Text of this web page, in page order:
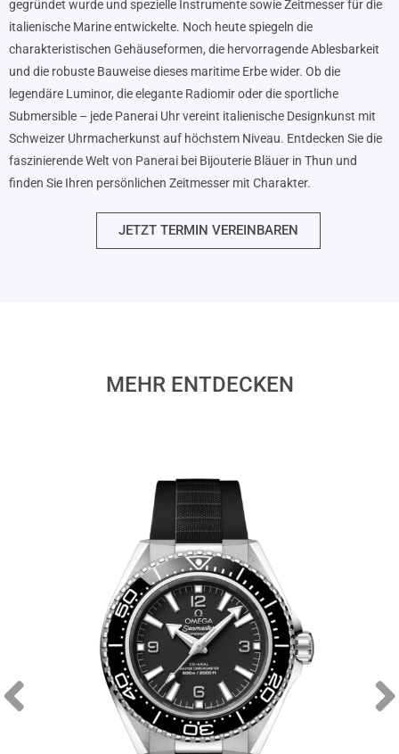
gegründet wurde und spezielle Instrumente sowie Zeitmesser für die
italienische Marine entwickelte. Noch heute spiegeln die
charakteristischen Gehäuseformen, die hervorragende Ablesbarkeit
und die robuste Bauweise dieses maritime Erbe wider. Ob die
legendäre Luminor, die elegante Radiomir oder die sportliche
Submersible – jede Panerai Uhr vereint italienische Designkunst mit
Schweizer Uhrmacherkunst auf höchstem Niveau. Entdecken Sie die
faszinierende Welt von Panerai bei Bijouterie Bläuer in Thun und
finden Sie Ihren persönlichen Zeitmesser mit Charakter.
JETZT TERMIN VEREINBAREN
MEHR ENTDECKEN